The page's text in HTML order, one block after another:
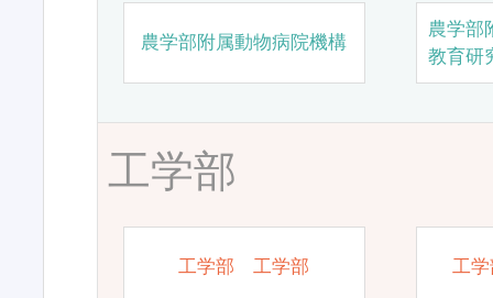
農学部附属動物病院機構
農学部
教育研
工学部
工学部 工学部 工